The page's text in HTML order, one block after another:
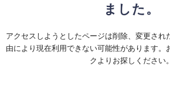
ました。
アクセスしようとしたページは削除、変更され
由により現在利用できない可能性があります。
クよりお探しください。